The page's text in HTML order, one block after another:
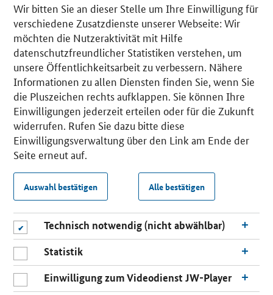
Wir bitten Sie an dieser Stelle um Ihre Einwilligung für
verschiedene Zusatzdienste unserer Webseite: Wir
möchten die Nutzeraktivität mit Hilfe
datenschutzfreundlicher Statistiken verstehen, um
unsere Öffentlichkeitsarbeit zu verbessern. Nähere
Informationen zu allen Diensten finden Sie, wenn Sie
die Pluszeichen rechts aufklappen. Sie können Ihre
Einwilligungen jederzeit erteilen oder für die Zukunft
widerrufen. Rufen Sie dazu bitte diese
Einwilligungsverwaltung über den Link am Ende der
Seite erneut auf.
Auswahl bestätigen Alle bestätigen
Technisch notwendig (nicht abwählbar)
Statistik
Einwilligung zum Videodienst JW-Player